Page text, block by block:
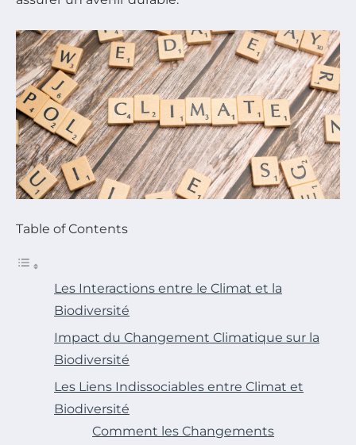
Table of Contents
Les Interactions entre le Climat et la
Biodiversité
Impact du Changement Climatique sur la
Biodiversité
Les Liens Indissociables entre Climat et
Biodiversité
Comment les Changements